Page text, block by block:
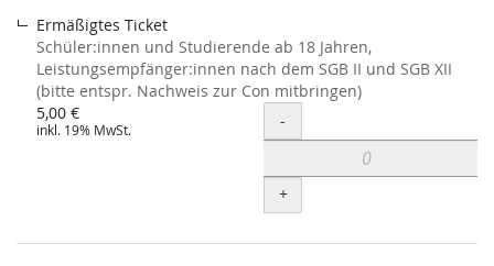
Ermäßigtes Ticket
Schüler:innen und Studierende ab 18 Jahren,
Leistungsempfänger:innen nach dem SGB II und SGB XII
(bitte entspr. Nachweis zur Con mitbringen)
5,00 €
inkl. 19% MwSt. Menge
-
+